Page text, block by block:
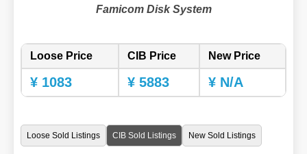
Famicom Disk System
Loose Price CIB Price New Price
¥ 1083 ¥ 5883 ¥ N/A
Loose Sold Listings CIB Sold Listings New Sold Listings